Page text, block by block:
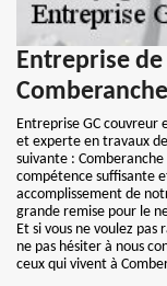
Entreprise
Entreprise GC
et experte en travaux
suivante : Comberanche
compétence suffisante
accomplissement de
grande remise pour le
Et si vous ne voulez
ne pas hésiter à nous
ceux qui vivent à